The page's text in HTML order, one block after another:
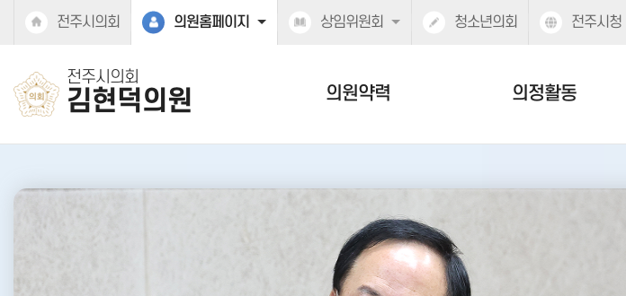
전주시의회
의원홈페이지 상임위원회 청소년의회 전주시청
전주시의회
김현덕의원 의원약력 의정활동